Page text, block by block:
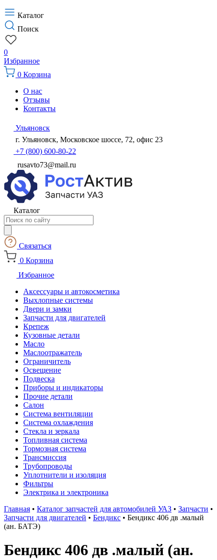
Каталог
Поиск
0
Избранное
0 Корзина
О нас
Отзывы
Контакты
Ульяновск
г. Ульяновск, Московское шоссе, 72, офис 23
+7 (800) 600-80-22
rusavto73@mail.ru
Каталог
Поиск
товаров
Связаться
0 Корзина
Избранное
Аксессуары и автокосметика
Выхлопные системы
Двери и замки
Запчасти для двигателей
Крепеж
Кузовные детали
Масло
Маслоотражатель
Ограничитель
Освещение
Подвеска
Приборы и индикаторы
Прочие детали
Салон
Система вентиляции
Система охлаждения
Стекла и зеркала
Топливная система
Тормозная система
Трансмиссия
Трубопроводы
Уплотнители и изоляция
Фильтры
Электрика и электроника
Главная • Каталог запчастей для автомобилей УАЗ • Запчасти •
Запчасти для двигателей • Бендикс • Бендикс 406 дв .малый
(ан. БАТЭ)
Бендикс 406 дв .малый (ан.